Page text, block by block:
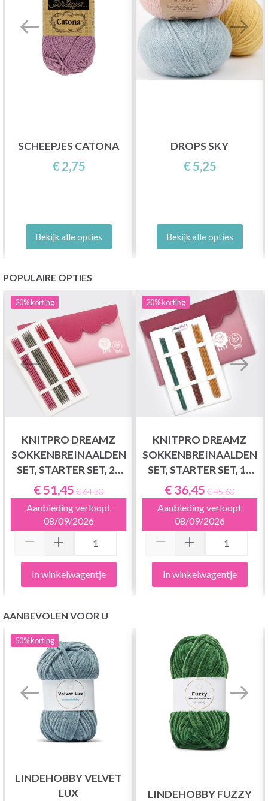
SCHEEPJES CATONA
€ 2,75
Bekijk alle opties
DROPS SKY
€ 5,25
Bekijk alle opties
POPULAIRE OPTIES
20%korting
KNITPRO DREAMZ
SOKKENBREINAALDEN
SET, STARTER SET, 20
CM
€ 51,45 € 64,30
Aanbieding verloopt
08/09/2026
In winkelwagentje
20%korting
KNITPRO DREAMZ
SOKKENBREINAALDEN
SET, STARTER SET, 15
CM
€ 36,45 € 45,60
Aanbieding verloopt
08/09/2026
In winkelwagentje
AANBEVOLEN VOOR U
50%korting
LINDEHOBBY VELVET
LUX
LINDEHOBBY FUZZY